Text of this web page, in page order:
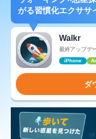
がる習慣化エクササ
Walkr
最終アップデ
iPhone
ダ